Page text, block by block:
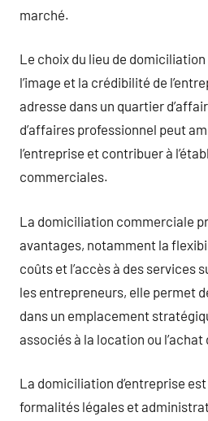
marché.
Le choix du lieu de
l’image et la crédibilité de
adresse dans un quartier
d’affaires professionnel peut
l’entreprise et contribuer à
commerciales.
La domiciliation commerciale
avantages, notamment la
coûts et l’accès à des services
les entrepreneurs, elle permet
dans un emplacement
associés à la location ou
La domiciliation d’entreprise
formalités légales et